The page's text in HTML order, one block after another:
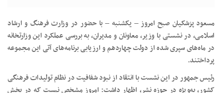
مسعود پزشکیان صبح امروز – یکشنبه – با حضور در وزارت فرهنگ و ارشاد
اسلامی، در نشستی با وزیر، معاونان و مدیران، به بررسی عملکرد این وزارتخانه
در ماه‌های سپری شده از دولت چهاردهم و ارزیابی برنامه‌های آتی این مجموعه
پرداختند.
رئیس جمهور در این نشست با انتقاد از نبود شفافیت در نظام تولیدات فرهنگی
کشور، به‌ویژه در حوزه نشر، اظهار داشت: امروز مشخص نیست که در بخش